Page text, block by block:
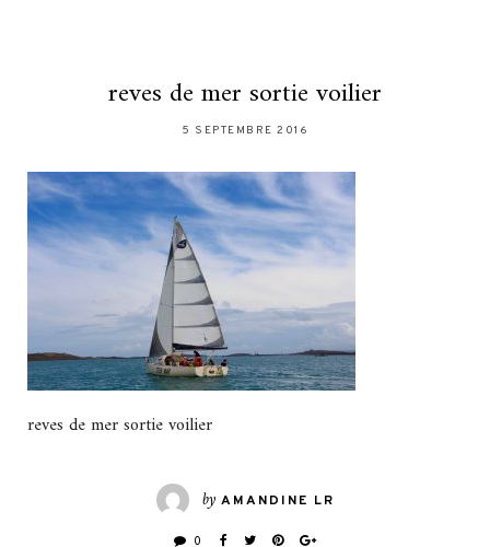
reves de mer sortie voilier
5 SEPTEMBRE 2016
reves de mer sortie voilier
by AMANDINE LR
0